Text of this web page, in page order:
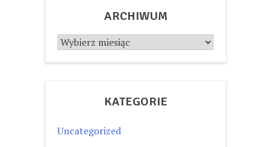
ARCHIWUM
Archiwum
KATEGORIE
Uncategorized